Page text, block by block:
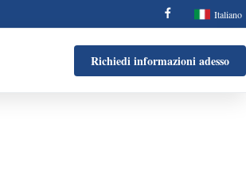
Italiano
Richiedi informazioni adesso